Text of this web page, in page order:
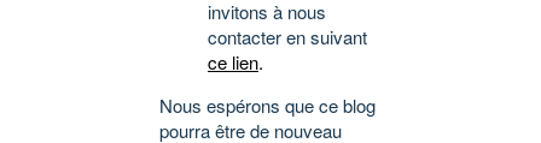
invitons à nous
contacter en suivant
ce lien.
Nous espérons que ce blog
pourra être de nouveau